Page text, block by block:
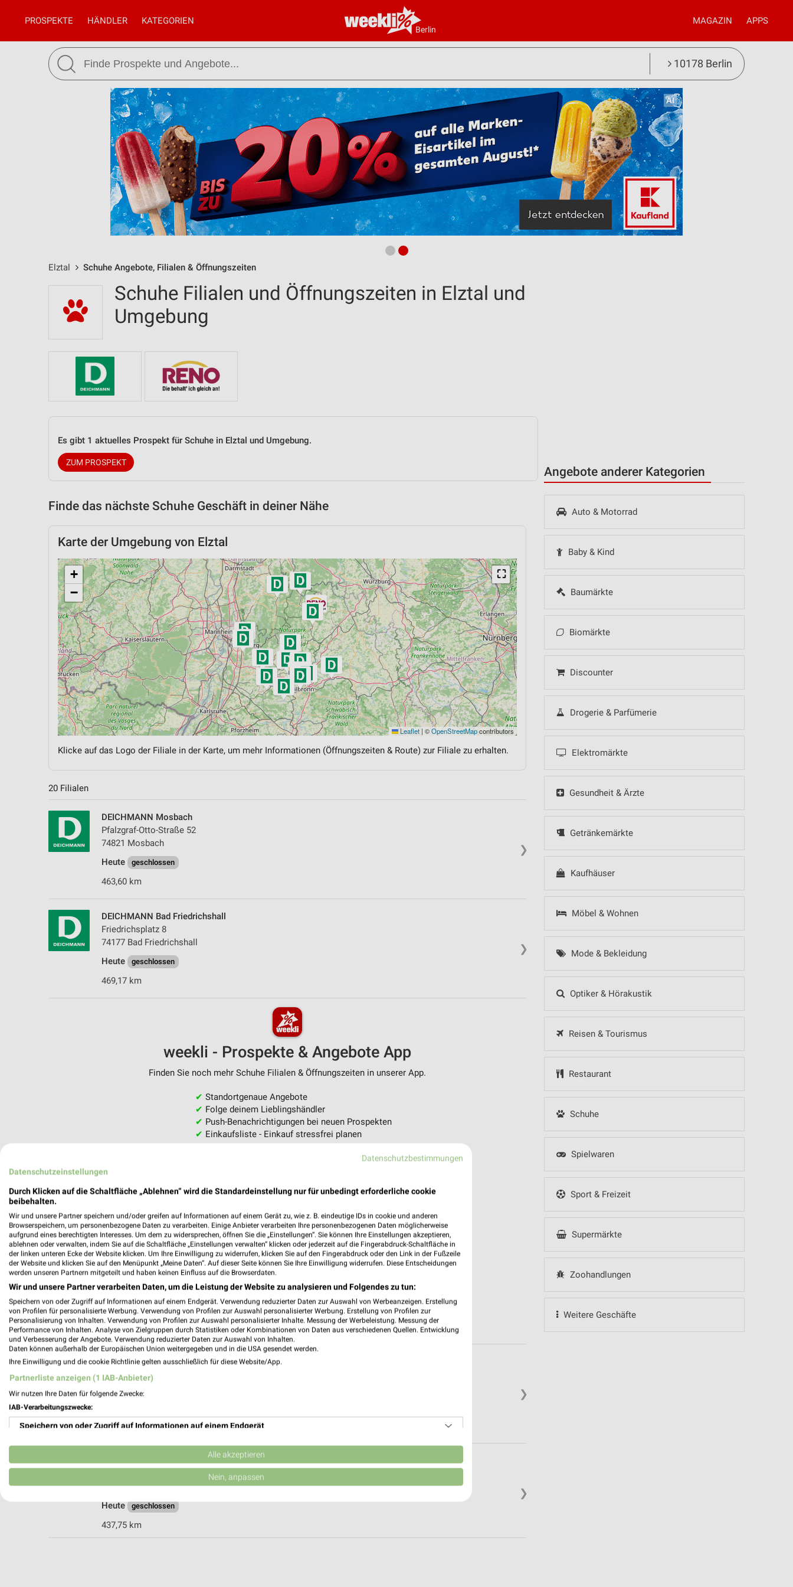
Berlin
PROSPEKTE HÄNDLER KATEGORIEN MAGAZIN APPS
10178 Berlin
Elztal Schuhe Angebote, Filialen & Öffnungszeiten
Angebote anderer Kategorien
Auto & Motorrad
Baby & Kind
Baumärkte
Biomärkte
Discounter
Drogerie & Parfümerie
Elektromärkte
Gesundheit & Ärzte
Getränkemärkte
Kaufhäuser
Möbel & Wohnen
Mode & Bekleidung
Optiker & Hörakustik
Reisen & Tourismus
Restaurant
Schuhe
Spielwaren
Sport & Freizeit
Supermärkte
Zoohandlungen
Weitere Geschäfte
Schuhe Filialen und Öffnungszeiten in Elztal und
Umgebung
Es gibt 1 aktuelles Prospekt für Schuhe in Elztal und Umgebung.
ZUM PROSPEKT
Finde das nächste Schuhe Geschäft in deiner Nähe
Karte der Umgebung von Elztal
⛶
+
−
Leaflet | ©OpenStreetMapcontributors
Klicke auf das Logo der Filiale in der Karte, um mehr Informationen (Öffnungszeiten & Route) zur Filiale zu erhalten.
20 Filialen
❯
DEICHMANN Mosbach
Pfalzgraf-Otto-Straße 52
74821 Mosbach
Heute
geschlossen
463,60 km
❯
DEICHMANN Bad Friedrichshall
Friedrichsplatz 8
74177 Bad Friedrichshall
Heute
geschlossen
469,17 km
weekli - Prospekte & Angebote App
Finden Sie noch mehr Schuhe Filialen & Öffnungszeiten in unserer App.
✔ Standortgenaue Angebote
✔ Folge deinem Lieblingshändler
✔ Push-Benachrichtigungen bei neuen Prospekten
✔ Einkaufsliste - Einkauf stressfrei planen
Nutze weekli auch mobil – App jetzt laden oder QR-Code scannen.
❯
DEICHMANN Bad Rappenau
Raiffeisenstraße 23
473,78 km
❯
DEICHMANN Buchen
74722 Buchen
Heute
geschlossen
437,75 km
Datenschutzbestimmungen
Datenschutzeinstellungen
Durch Klicken auf die Schaltfläche „Ablehnen“ wird die Standardeinstellung nur für unbedingt erforderliche cookie
beibehalten.
Wir und unsere Partner speichern und/oder greifen auf Informationen auf einem Gerät zu, wie z. B. eindeutige IDs in cookie und anderen
Browserspeichern, um personenbezogene Daten zu verarbeiten. Einige Anbieter verarbeiten Ihre personenbezogenen Daten möglicherweise
aufgrund eines berechtigten Interesses. Um dem zu widersprechen, öffnen Sie die „Einstellungen“. Sie können Ihre Einstellungen akzeptieren,
ablehnen oder verwalten, indem Sie auf die Schaltfläche „Einstellungen verwalten“ klicken oder jederzeit auf die Fingerabdruck-Schaltfläche in
der linken unteren Ecke der Website klicken. Um Ihre Einwilligung zu widerrufen, klicken Sie auf den Fingerabdruck oder den Link in der Fußzeile
der Website und klicken Sie auf den Menüpunkt „Meine Daten“. Auf dieser Seite können Sie Ihre Einwilligung widerrufen. Diese Entscheidungen
werden unseren Partnern mitgeteilt und haben keinen Einfluss auf die Browserdaten.
Wir und unsere Partner verarbeiten Daten, um die Leistung der Website zu analysieren und Folgendes zu tun:
Speichern von oder Zugriff auf Informationen auf einem Endgerät. Verwendung reduzierter Daten zur Auswahl von Werbeanzeigen. Erstellung
von Profilen für personalisierte Werbung. Verwendung von Profilen zur Auswahl personalisierter Werbung. Erstellung von Profilen zur
Personalisierung von Inhalten. Verwendung von Profilen zur Auswahl personalisierter Inhalte. Messung der Werbeleistung. Messung der
Performance von Inhalten. Analyse von Zielgruppen durch Statistiken oder Kombinationen von Daten aus verschiedenen Quellen. Entwicklung
und Verbesserung der Angebote. Verwendung reduzierter Daten zur Auswahl von Inhalten.
Daten können außerhalb der Europäischen Union weitergegeben und in die USA gesendet werden.
Ihre Einwilligung und die cookie Richtlinie gelten ausschließlich für diese Website/App.
Partnerliste anzeigen (1 IAB-Anbieter)
Wir nutzen Ihre Daten für folgende Zwecke:
IAB-Verarbeitungszwecke:
Speichern von oder Zugriff auf Informationen auf einem Endgerät
Verwendung reduzierter Daten zur Auswahl von Werbeanzeigen
Erstellung von Profilen für personalisierte Werbung
Erstellung von Profilen zur Personalisierung von Inhalten
Alle akzeptieren
Nein, anpassen